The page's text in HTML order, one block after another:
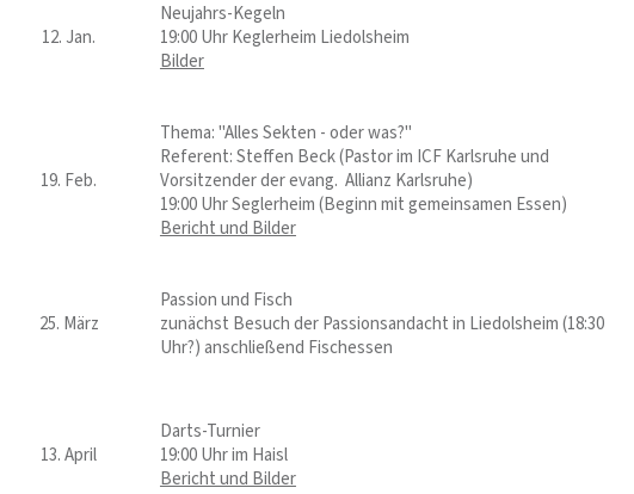
12. Jan.
Neujahrs-Kegeln
19:00 Uhr Keglerheim Liedolsheim
Bilder
19. Feb.
Thema: "Alles Sekten - oder was?"
Referent: Steffen Beck (Pastor im ICF Karlsruhe und
Vorsitzender der evang. Allianz Karlsruhe)
19:00 Uhr Seglerheim (Beginn mit gemeinsamen Essen)
Bericht und Bilder
25. März
Passion und Fisch
zunächst Besuch der Passionsandacht in Liedolsheim (18:30
Uhr?) anschließend Fischessen
13. April
Darts-Turnier
19:00 Uhr im Haisl
Bericht und Bilder